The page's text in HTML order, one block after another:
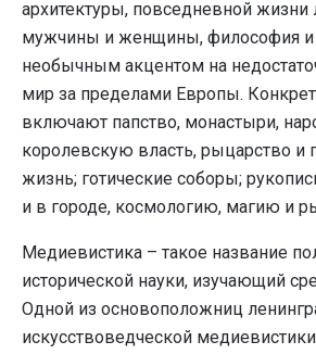
архитектуры, повседневной
мужчины и женщины, философия и
необычным акцентом на
мир за пределами Европы.
включают папство, монастыри,
королевскую власть, рыцарство и
жизнь; готические соборы;
и в городе, космологию, магию и
Медиевистика – такое название
исторической науки, изучающий
Одной из основоположниц
искусствоведческой